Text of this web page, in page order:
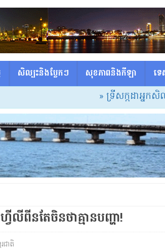
សិល្បះនិងប្លែកៗ សុខភាពនិងកីឡា ទ
» ទ្រីសក្កដាអ្នកសិល្បៈម្ន
លីពីន​តែ​ចិន​ថា​គ្មាន​បញ្ហា​!
ាតិ